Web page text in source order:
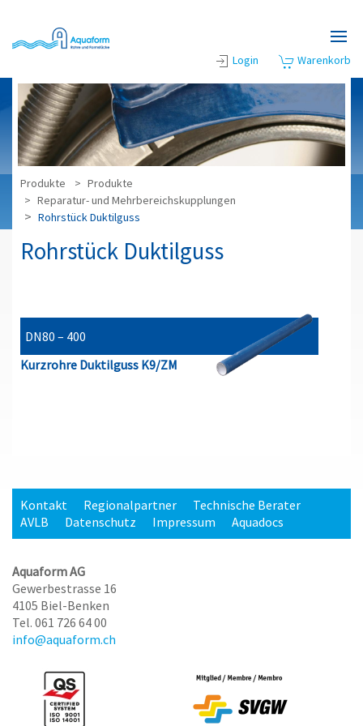
Zum Hauptinhalt springen
Login Warenkorb
Produkte
Produkte
Reparatur- und Mehrbereichskupplungen
Rohrstück Duktilguss
Rohrstück Duktilguss
DN80 – 400
Kurzrohre Duktilguss K9/ZM
Kontakt Regionalpartner
Technische Berater
AVLB
Datenschutz Impressum Aquadocs
Aquaform AG
Gewerbestrasse 16
4105 Biel-Benken
Tel. 061 726 64 00
info@aquaform.ch